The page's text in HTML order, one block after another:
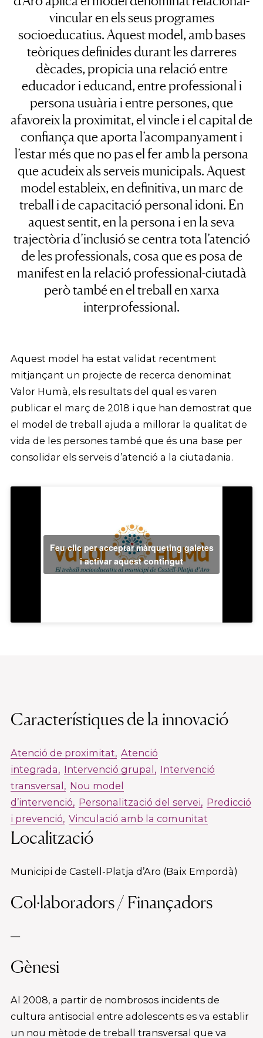
vincular en els seus programes
socioeducatius. Aquest model, amb bases
teòriques definides durant les darreres
dècades, propicia una relació entre
educador i educand, entre professional i
persona usuària i entre persones, que
afavoreix la proximitat, el vincle i el capital de
confiança que aporta l’acompanyament i
l’estar més que no pas el fer amb la persona
que acudeix als serveis municipals. Aquest
model estableix, en definitiva, un marc de
treball i de capacitació personal idoni. En
aquest sentit, en la persona i en la seva
trajectòria d’inclusió se centra tota l’atenció
de les professionals, cosa que es posa de
manifest en la relació professional-ciutadà
però també en el treball en xarxa
interprofessional.
Aquest model ha estat validat recentment
mitjançant un projecte de recerca denominat
Valor Humà, els resultats del qual es varen
publicar el març de 2018 i que han demostrat que
el model de treball ajuda a millorar la qualitat de
vida de les persones també que és una base per
consolidar els serveis d’atenció a la ciutadania.
Feu clic per acceptar màrqueting galetes
i activar aquest contingut
Característiques de la innovació
Atenció de proximitat Atenció
integrada
Intervenció grupal
Intervenció
transversal
Nou model
d’intervenció Personalització del servei Predicció
i prevenció Vinculació amb la comunitat
Localització
Municipi de Castell-Platja d’Aro (Baix Empordà)
Col·laboradors / Finançadors
—
Gènesi
Al 2008, a partir de nombrosos incidents de
cultura antisocial entre adolescents es va establir
un nou mètode de treball transversal que va